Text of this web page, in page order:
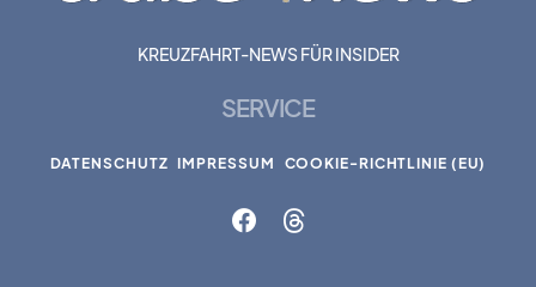
KREUZFAHRT-NEWS FÜR INSIDER
SERVICE
DATENSCHUTZ IMPRESSUM COOKIE-RICHTLINIE (EU)